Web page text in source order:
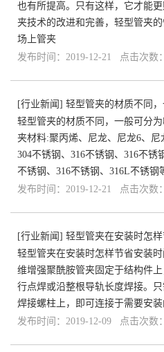
也有所提高。只有这样，它才能
夹技术的改进和完善，轻型管夹
场上管夹
发布时间：2019-12-21 点击次数
[行业新闻 ] 轻型管夹的材质不同
轻型管夹的材质不同，一般可分
夹材料:聚丙烯、尼龙、尼龙6、尼
304不锈钢、316不锈钢、316不
不锈钢、316不锈钢、316L不锈钢
发布时间：2019-12-21 点击次数
[行业新闻 ] 轻型管夹在安装时怎样
轻型管夹在安装时怎样节省安装
维增强聚酰胺管夹固定于结构件
行点焊或沿整根导轨长度焊接。
焊接螺柱上，即可连接于需要安
发布时间：2019-12-09 点击次数